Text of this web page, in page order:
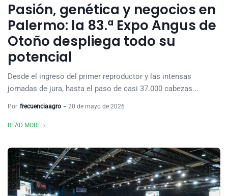
Pasión, genética y negocios en
Palermo: la 83.ª Expo Angus de
Otoño despliega todo su
potencial
Desde el ingreso del primer reproductor y las intensas
jornadas de jura, hasta el paso de casi 37.000 cabezas...
Por frecuenciaagro 20 de mayo de 2026
READ MORE